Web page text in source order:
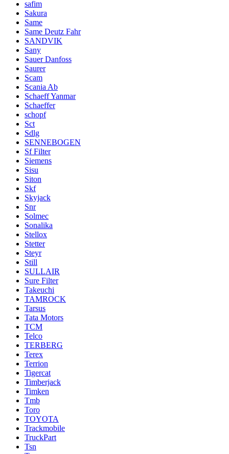
safim
Sakura
Same
Same Deutz Fahr
SANDVIK
Sany
Sauer Danfoss
Saurer
Scam
Scania Ab
Schaeff Yanmar
Schaeffer
schopf
Sct
Sdlg
SENNEBOGEN
Sf Filter
Siemens
Sisu
Siton
Skf
Skyjack
Snr
Solmec
Sonalika
Stellox
Stetter
Steyr
Still
SULLAIR
Sure Filter
Takeuchi
TAMROCK
Tarsus
Tata Motors
TCM
Telco
TERBERG
Terex
Terrion
Tigercat
Timberjack
Timken
Tmb
Toro
TOYOTA
Trackmobile
TruckPart
Tsn